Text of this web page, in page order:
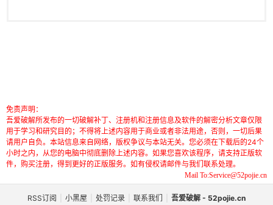
免责声明：
吾爱破解所发布的一切破解补丁、注册机和注册信息及软件的解密分析文章仅限
用于学习和研究目的；不得将上述内容用于商业或者非法用途，否则，一切后果
请用户自负。本站信息来自网络，版权争议与本站无关。您必须在下载后的24个
小时之内，从您的电脑中彻底删除上述内容。如果您喜欢该程序，请支持正版软
件，购买注册，得到更好的正版服务。如有侵权请邮件与我们联系处理。
Mail To:Service@52pojie.cn
RSS订阅 小黑屋 处罚记录 联系我们
吾爱破解 - 52pojie.cn